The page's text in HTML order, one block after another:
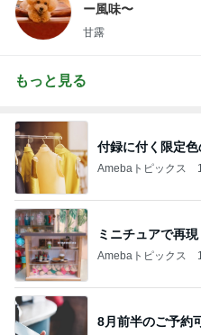
ー風味〜
甘露
もっと見る
付録に付く限定
Amebaトピックス
ミニチュアで再
Amebaトピックス
8月前半のご予約